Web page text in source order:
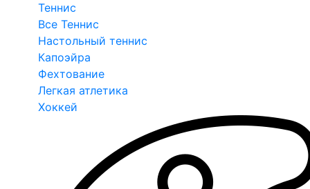
Теннис
Все Теннис
Настольный теннис
Капоэйра
Фехтование
Легкая атлетика
Хоккей